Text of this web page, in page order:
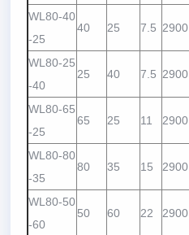
WL80-40
-25
40 25 7.5 2900
WL80-25
-40
25 40 7.5 2900
WL80-65
-25
65 25 11 2900
WL80-80
-35
80 35 15 2900
WL80-50
-60
50 60 22 2900